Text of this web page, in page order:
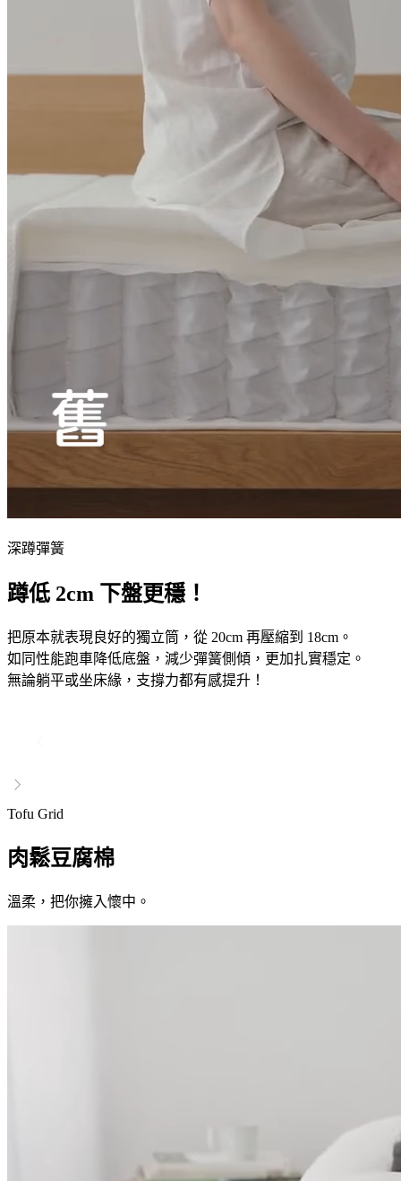
深蹲彈簧
蹲低 2cm 下盤更穩！
把原本就表現良好的獨立筒，從 20cm 再壓縮到 18cm。
如同性能跑車降低底盤，減少彈簧側傾，更加扎實穩定。
無論躺平或坐床緣，支撐力都有感提升！
Tofu Grid
肉鬆豆腐棉
溫柔，把你擁入懷中。